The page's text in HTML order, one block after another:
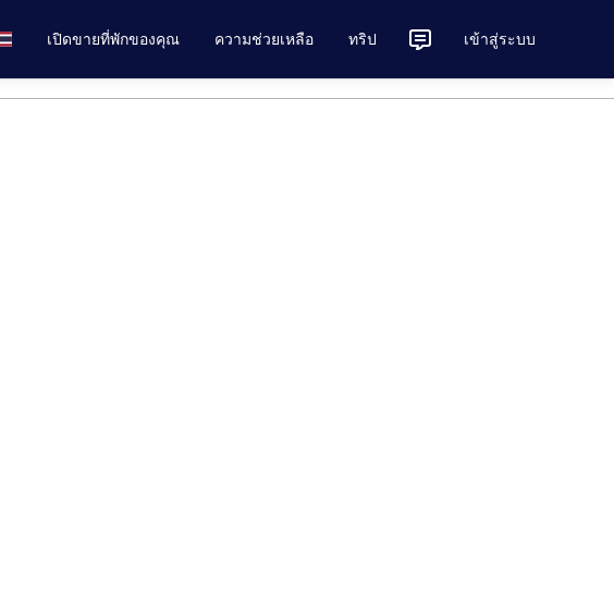
เปิดขายที่พักของคุณ ความช่วยเหลือ ทริป เข้าสู่ระบบ